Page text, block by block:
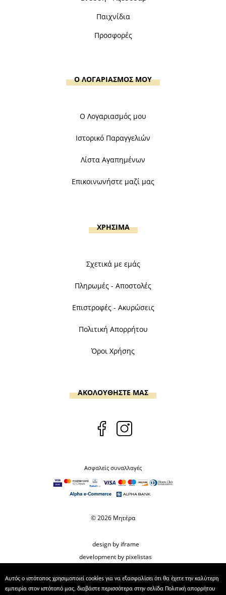
Παιχνίδια
Προσφορές
Ο ΛΟΓΑΡΙΑΣΜΟΣ ΜΟΥ
Ο Λογαριασμός μου
Ιστορικό Παραγγελιών
Λίστα Αγαπημένων
Επικοινωνήστε μαζί μας
ΧΡΗΣΙΜΑ
Σχετικά με εμάς
Πληρωμές - Αποστολές
Επιστροφές - Ακυρώσεις
Πολιτική Απορρήτου
Όροι Χρήσης
ΑΚΟΛΟΥΘΗΣΤΕ ΜΑΣ
Ασφαλείς συναλλαγές
© 2026 Μητέρα
design by iframe
development by pixelistas
Αυτός ο ιστότοπος χρησιμοποιεί cookies για να εξασφαλίσει ότι θα έχετε την καλύτερη
εμπειρία στον ιστότοπό μας, διαβάστε περισσότερα στην σελίδα Πολιτική απορρήτου